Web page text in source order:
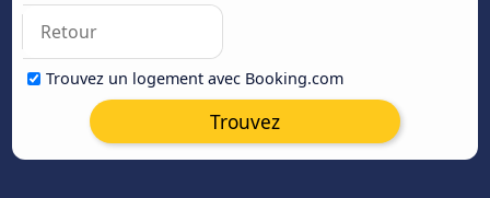
Trouvez un logement avec Booking.com
Trouvez